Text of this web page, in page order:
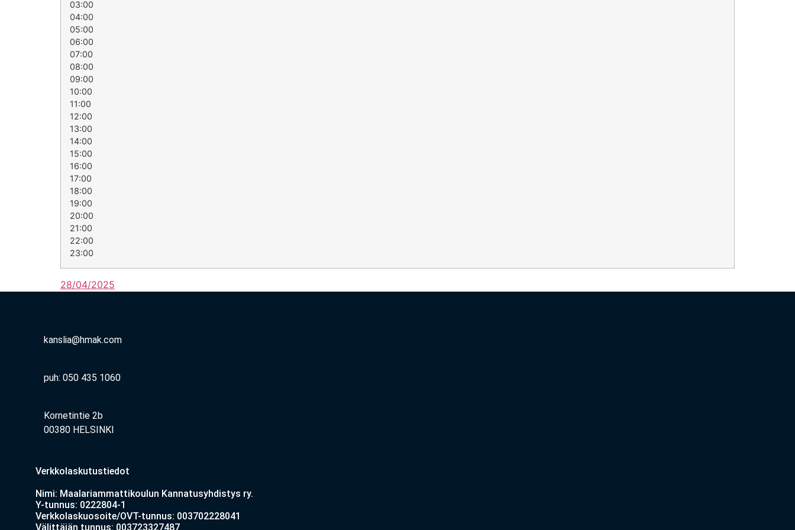
03:00
04:00
05:00
06:00
07:00
08:00
09:00
10:00
11:00
12:00
13:00
14:00
15:00
16:00
17:00
18:00
19:00
20:00
21:00
22:00
23:00
28/04/2025
kanslia@hmak.com
puh: 050 435 1060
Kornetintie 2b
00380 HELSINKI
Verkkolaskutustiedot
Nimi: Maalariammattikoulun Kannatusyhdistys ry.
Y-tunnus: 0222804-1
Verkkolaskuosoite/OVT-tunnus: 003702228041
Välittäjän tunnus: 003723327487